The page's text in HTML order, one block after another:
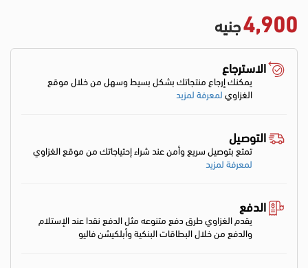
4,900جنيه
الاسترجاع
يمكنك إرجاع منتجاتك بشكل بسيط وسهل من خلال موقع
الغزاويلمعرفة لمزيد
التوصيل
تمتع بتوصيل سريع وأمن عند شراء إحتياجاتك من موقع الغزاوي
لمعرفة لمزيد
الدفع
يقدم الغزاوي طرق دفع متنوعه مثل الدفع نقدا عند الإستلام
والدفع من خلال البطاقات البنكية وأبلكيشن فاليو